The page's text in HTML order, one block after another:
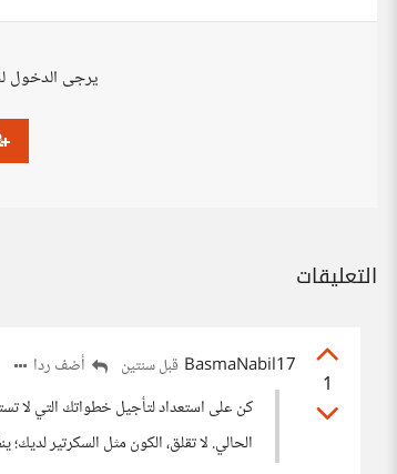
يرجى الدخول
التعليقات
1
BasmaNabil17 قبل سنتين
أضف ردا
كن على استعداد لتأجيل خطواتك التي لا
الحالي. لا تقلق، الكون مثل السكرتير